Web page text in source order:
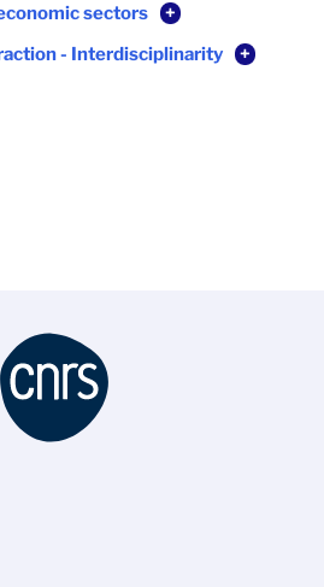
sectors
+
- Interdisciplinarity
+